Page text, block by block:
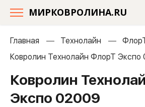
МИРКОВРОЛИНА.RU
Главная Технолайн
Ковролин Технолайн ФлорТ Экспо
Ковролин
Экспо 02009